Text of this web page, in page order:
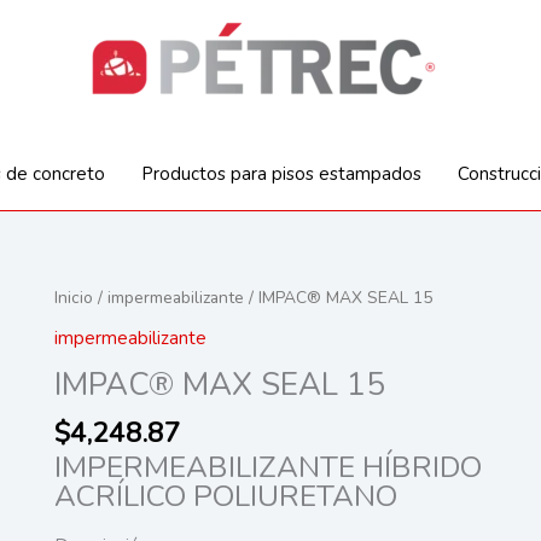
de concreto Productos para pisos estampados
Inicio / impermeabilizante / IMPAC® MAX SEAL 15
impermeabilizante
IMPAC® MAX SEAL 15
$4,248.87
IMPERMEABILIZANTE HÍBRIDO
ACRÍLICO POLIURETANO